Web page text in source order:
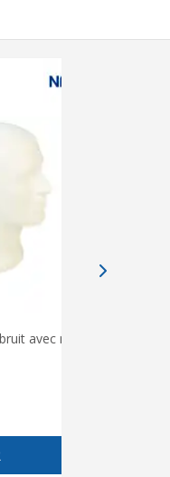
avec micro-